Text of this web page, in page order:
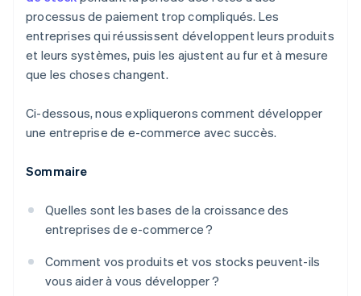
processus de paiement trop compliqués. Les
entreprises qui réussissent développent leurs produits
et leurs systèmes, puis les ajustent au fur et à mesure
que les choses changent.
Ci-dessous, nous expliquerons comment développer
une entreprise de e-commerce avec succès.
Sommaire
Quelles sont les bases de la croissance des
entreprises de e-commerce ?
Comment vos produits et vos stocks peuvent-ils
vous aider à vous développer ?